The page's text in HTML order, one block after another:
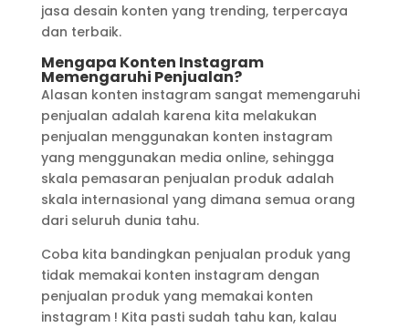
jasa desain konten yang trending, terpercaya
dan terbaik.
Mengapa Konten Instagram
Memengaruhi Penjualan?
Alasan konten instagram sangat memengaruhi
penjualan adalah karena kita melakukan
penjualan menggunakan konten instagram
yang menggunakan media online, sehingga
skala pemasaran penjualan produk adalah
skala internasional yang dimana semua orang
dari seluruh dunia tahu.
Coba kita bandingkan penjualan produk yang
tidak memakai konten instagram dengan
penjualan produk yang memakai konten
instagram ! Kita pasti sudah tahu kan, kalau